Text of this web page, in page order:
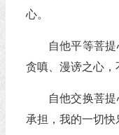
心。
自他平等菩
贪嗔、漫谤之心，
自他交换菩
承担，我的一切快